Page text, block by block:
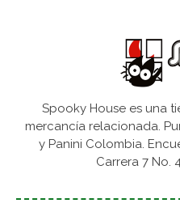
Spooky House es una
mercancía relacionada.
y Panini Colombia.
Carrera 7 No.